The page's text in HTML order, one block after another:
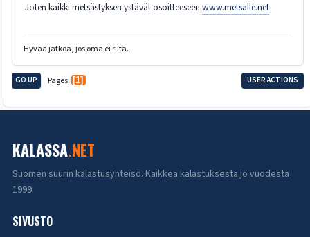
Joten kaikki metsästyksen ystävät osoitteeseen www.metsalle.net
Hyvää jatkoa, jos oma ei riitä.
GO UP Pages 1 USER ACTIONS
KALASSA.NET
Suomen suurin kalastusyhteisö. Kaikkea kalastuksesta jo vuodesta
1999.
SIVUSTO